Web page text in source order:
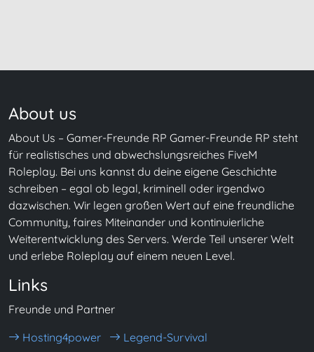
About us
About Us – Gamer-Freunde RP Gamer-Freunde RP steht
für realistisches und abwechslungsreiches FiveM
Roleplay. Bei uns kannst du deine eigene Geschichte
schreiben – egal ob legal, kriminell oder irgendwo
dazwischen. Wir legen großen Wert auf eine freundliche
Community, faires Miteinander und kontinuierliche
Weiterentwicklung des Servers. Werde Teil unserer Welt
und erlebe Roleplay auf einem neuen Level.
Links
Freunde und Partner
Hosting4power
Legend-Survival